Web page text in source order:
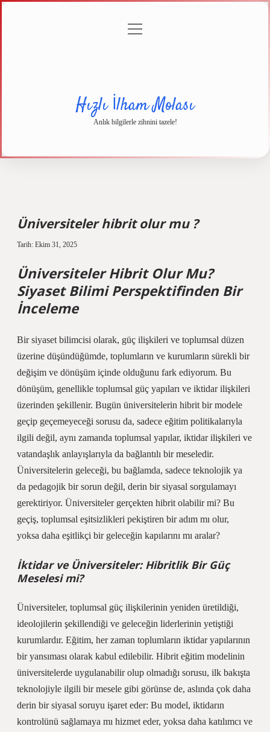
menüyü
Hızlı İlham Molası
Anlık bilgilerle zihnini tazele!
Üniversiteler hibrit olur mu ?
Tarih: Ekim 31, 2025
Üniversiteler Hibrit Olur Mu?
Siyaset Bilimi Perspektifinden Bir
İnceleme
Bir siyaset bilimcisi olarak, güç ilişkileri ve toplumsal düzen
üzerine düşündüğümde, toplumların ve kurumların sürekli bir
değişim ve dönüşüm içinde olduğunu fark ediyorum. Bu
dönüşüm, genellikle toplumsal güç yapıları ve iktidar ilişkileri
üzerinden şekillenir. Bugün üniversitelerin hibrit bir modele
geçip geçemeyeceği sorusu da, sadece eğitim politikalarıyla
ilgili değil, aynı zamanda toplumsal yapılar, iktidar ilişkileri ve
vatandaşlık anlayışlarıyla da bağlantılı bir meseledir.
Üniversitelerin geleceği, bu bağlamda, sadece teknolojik ya
da pedagojik bir sorun değil, derin bir siyasal sorgulamayı
gerektiriyor. Üniversiteler gerçekten hibrit olabilir mi? Bu
geçiş, toplumsal eşitsizlikleri pekiştiren bir adım mı olur,
yoksa daha eşitlikçi bir geleceğin kapılarını mı aralar?
İktidar ve Üniversiteler: Hibritlik Bir Güç
Meselesi mi?
Üniversiteler, toplumsal güç ilişkilerinin yeniden üretildiği,
ideolojilerin şekillendiği ve geleceğin liderlerinin yetiştiği
kurumlardır. Eğitim, her zaman toplumların iktidar yapılarının
bir yansıması olarak kabul edilebilir. Hibrit eğitim modelinin
üniversitelerde uygulanabilir olup olmadığı sorusu, ilk bakışta
teknolojiyle ilgili bir mesele gibi görünse de, aslında çok daha
derin bir siyasal soruyu işaret eder: Bu model, iktidarın
kontrolünü sağlamaya mı hizmet eder, yoksa daha katılımcı ve